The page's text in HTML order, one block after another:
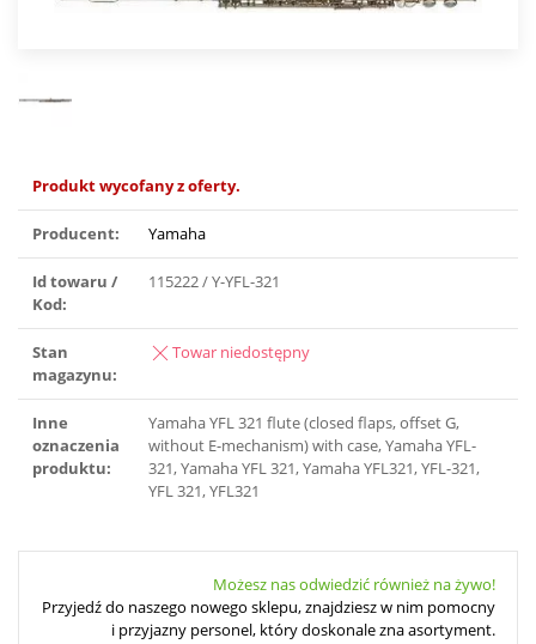
Produkt wycofany z oferty.
Producent: Yamaha
Id towaru /
Kod:
115222 / Y-YFL-321
Stan
magazynu:
Towar niedostępny
Inne
oznaczenia
produktu:
Yamaha YFL 321 flute (closed flaps, offset G,
without E-mechanism) with case, Yamaha YFL-
321, Yamaha YFL 321, Yamaha YFL321, YFL-321,
YFL 321, YFL321
Możesz nas odwiedzić również na żywo!
Przyjedź do naszego nowego sklepu, znajdziesz w nim pomocny
i przyjazny personel, który doskonale zna asortyment.